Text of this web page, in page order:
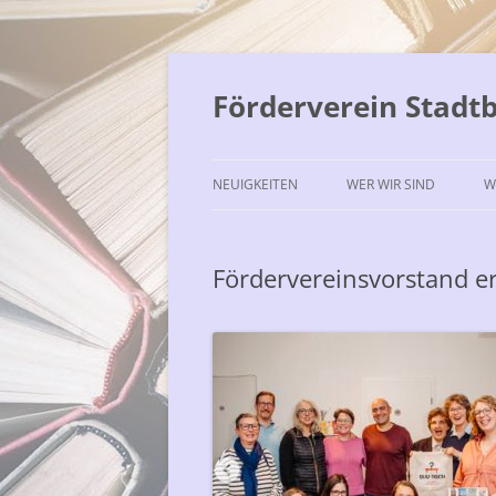
Förderverein
NEUIGKEITEN WER WIR SIND
Fördervereinsvorstand